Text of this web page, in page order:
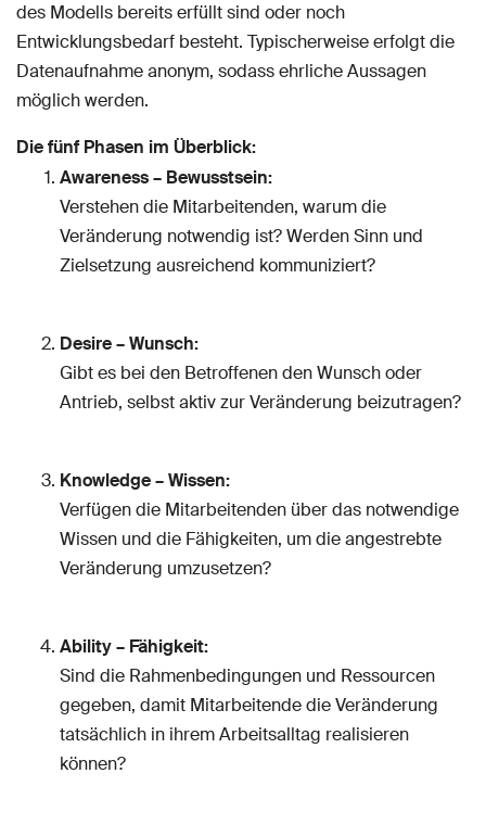
des Modells bereits erfüllt sind oder noch
Entwicklungsbedarf besteht. Typischerweise erfolgt die
Datenaufnahme anonym, sodass ehrliche Aussagen
möglich werden.
Die fünf Phasen im Überblick:
Awareness – Bewusstsein:
Verstehen die Mitarbeitenden, warum die
Veränderung notwendig ist? Werden Sinn und
Zielsetzung ausreichend kommuniziert?
Desire – Wunsch:
Gibt es bei den Betroffenen den Wunsch oder
Antrieb, selbst aktiv zur Veränderung beizutragen?
Knowledge – Wissen:
Verfügen die Mitarbeitenden über das notwendige
Wissen und die Fähigkeiten, um die angestrebte
Veränderung umzusetzen?
Ability – Fähigkeit:
Sind die Rahmenbedingungen und Ressourcen
gegeben, damit Mitarbeitende die Veränderung
tatsächlich in ihrem Arbeitsalltag realisieren
können?